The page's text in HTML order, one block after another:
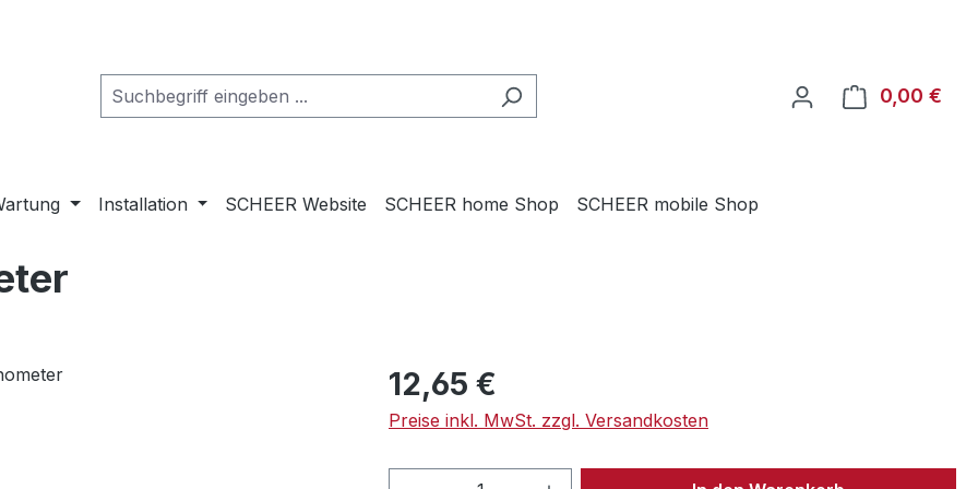
0,00 €
Installation SCHEER Website SCHEER home Shop SCHEER mobile Shop
Regulärer Preis:
12,65 €
Preise inkl. MwSt. zzgl. Versandkosten